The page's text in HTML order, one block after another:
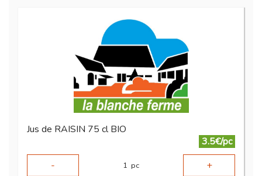
Jus de RAISIN 75 cl BIO
3.5€/pc
-
1 pc +